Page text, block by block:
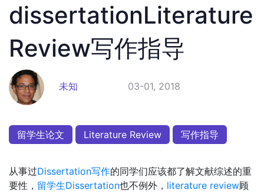
dissertationLiterature
Review写作指导
未知 03-01, 2018
留学生论文 Literature Review 写作指导
从事过Dissertation写作的同学们应该都了解文献综述的重
要性， 留学生Dissertation也不例外， literature review顾